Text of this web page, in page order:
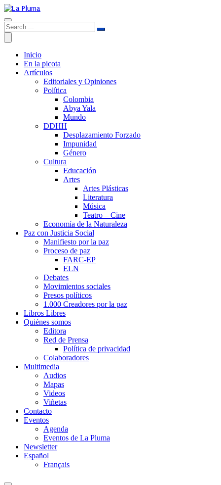
Inicio
En la picota
Artículos
Editoriales y Opiniones
Política
Colombia
Abya Yala
Mundo
DDHH
Desplazamiento Forzado
Impunidad
Género
Cultura
Educación
Artes
Artes Plásticas
Literatura
Música
Teatro – Cine
Economía de la Naturaleza
Paz con Justicia Social
Manifiesto por la paz
Proceso de paz
FARC-EP
ELN
Debates
Movimientos sociales
Presos políticos
1.000 Creadores por la paz
Libros Libres
Quiénes somos
Editora
Red de Prensa
Política de privacidad
Colaboradores
Multimedia
Audios
Mapas
Videos
Viñetas
Contacto
Eventos
Agenda
Eventos de La Pluma
Newsletter
Español
Français